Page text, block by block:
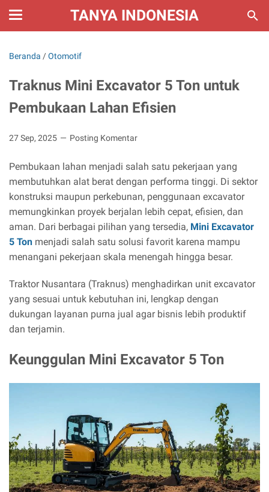
TANYA INDONESIA
Beranda /Otomotif
Traknus Mini Excavator 5 Ton untuk
Pembukaan Lahan Efisien
27 Sep, 2025 Posting Komentar
Pembukaan lahan menjadi salah satu pekerjaan yang
membutuhkan alat berat dengan performa tinggi. Di sektor
konstruksi maupun perkebunan, penggunaan excavator
memungkinkan proyek berjalan lebih cepat, efisien, dan
aman. Dari berbagai pilihan yang tersedia, Mini Excavator
5 Ton menjadi salah satu solusi favorit karena mampu
menangani pekerjaan skala menengah hingga besar.
Traktor Nusantara (Traknus) menghadirkan unit excavator
yang sesuai untuk kebutuhan ini, lengkap dengan
dukungan layanan purna jual agar bisnis lebih produktif
dan terjamin.
Keunggulan Mini Excavator 5 Ton